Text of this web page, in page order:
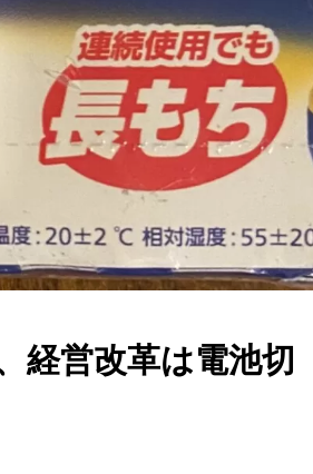
営改革は電池切